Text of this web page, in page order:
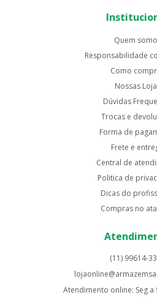
Quem
Responsabilidade
Como
Nossas
Dúvidas
Trocas e
Forma de
Frete e
Central de
Politica de
Dicas do
Compras no
(11) 99614-
Atendimento online: Seg a